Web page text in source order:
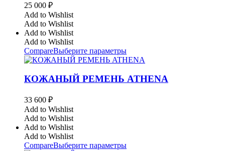
25 000 ₽
Add to Wishlist
Add to Wishlist
Add to Wishlist
Add to Wishlist
CompareВыберите параметры
КОЖАНЫЙ РЕМЕНЬ ATHENA
33 600 ₽
Add to Wishlist
Add to Wishlist
Add to Wishlist
Add to Wishlist
CompareВыберите параметры